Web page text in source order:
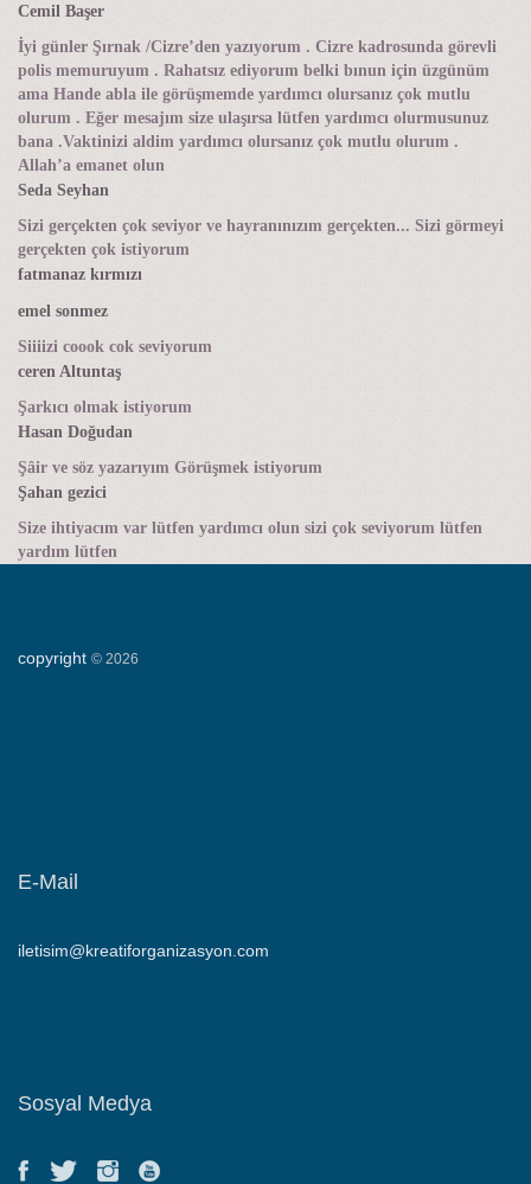
Cemil Başer
İyi günler Şırnak /Cizre’den yazıyorum . Cizre kadrosunda görevli
polis memuruyum . Rahatsız ediyorum belki bınun için üzgünüm
ama Hande abla ile görüşmemde yardımcı olursanız çok mutlu
olurum . Eğer mesajım size ulaşırsa lütfen yardımcı olurmusunuz
bana .Vaktinizi aldim yardımcı olursanız çok mutlu olurum .
Allah’a emanet olun
Seda Seyhan
Sizi gerçekten çok seviyor ve hayranınızım gerçekten... Sizi görmeyi
gerçekten çok istiyorum
fatmanaz kırmızı
emel sonmez
Siiiizi coook cok seviyorum
ceren Altuntaş
Şarkıcı olmak istiyorum
Hasan Doğudan
Şâir ve söz yazarıyım Görüşmek istiyorum
Şahan gezici
Size ihtiyacım var lütfen yardımcı olun sizi çok seviyorum lütfen
yardım lütfen
copyright © 2026
E-Mail
iletisim@kreatiforganizasyon.com
Sosyal Medya